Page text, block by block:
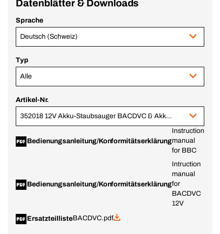
Datenblätter & Downloads
Sprache
Deutsch (Schweiz)
Typ
Alle
Artikel-Nr.
352018 12V Akku-Staubsauger BACDVC & Akku-Starterset 2,0 Ah, im BERA® CLIC+
Bedienungsanleitung/Konformitätserklärung
Instruction
manual
for BBC
Bedienungsanleitung/Konformitätserklärung
Intruction
manual
for
BACDVC
12V
ErsatzteillisteBACDVC.pdf